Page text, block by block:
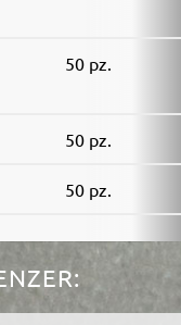
50 pz.
50 pz.
50 pz.